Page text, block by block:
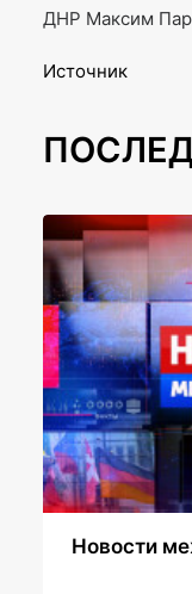
ДНР Максим
Источник
Новости